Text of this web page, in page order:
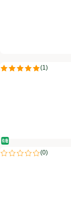
PEACE FIT(ピースフ
(1)
評価は1件のレビュー
PEACE FIT(ピースフ
オーガニック/有機
(0)
評価は0件のレビュー